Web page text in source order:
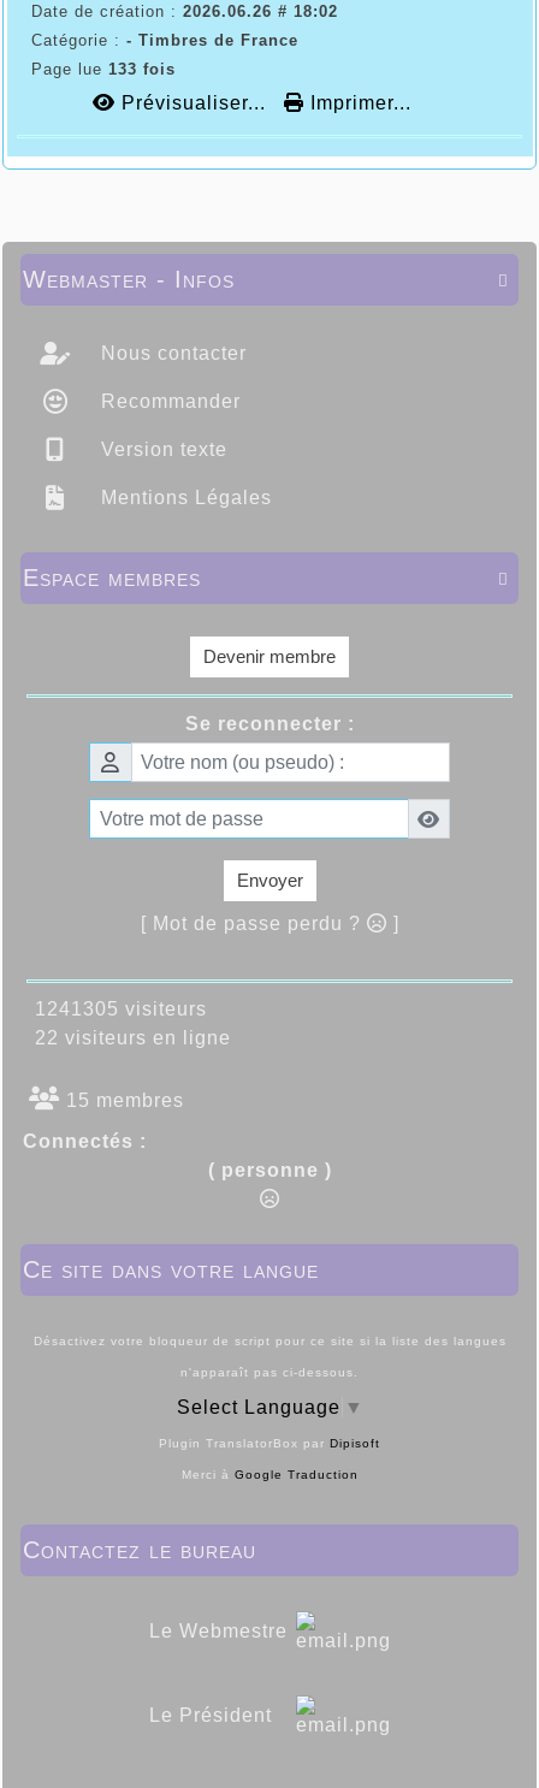
Date de création : 2026.06.26 # 18:02
Catégorie : - Timbres de France
Page lue 133 fois
Prévisualiser... Imprimer...

Webmaster - Infos
Nous contacter
Recommander
Version texte
Mentions Légales

Espace membres
Devenir membre
Se reconnecter :
Envoyer
[ Mot de passe perdu ? ]
1241305 visiteurs
22 visiteurs en ligne
15 membres
Connectés :
( personne )
Ce site dans votre langue
Désactivez votre bloqueur de script pour ce site si la liste des langues
n'apparaît pas ci-dessous.
Select Language ▼
Plugin TranslatorBox par Dipisoft
Merci à Google Traduction
Contactez le bureau
Le Webmestre
Le Président